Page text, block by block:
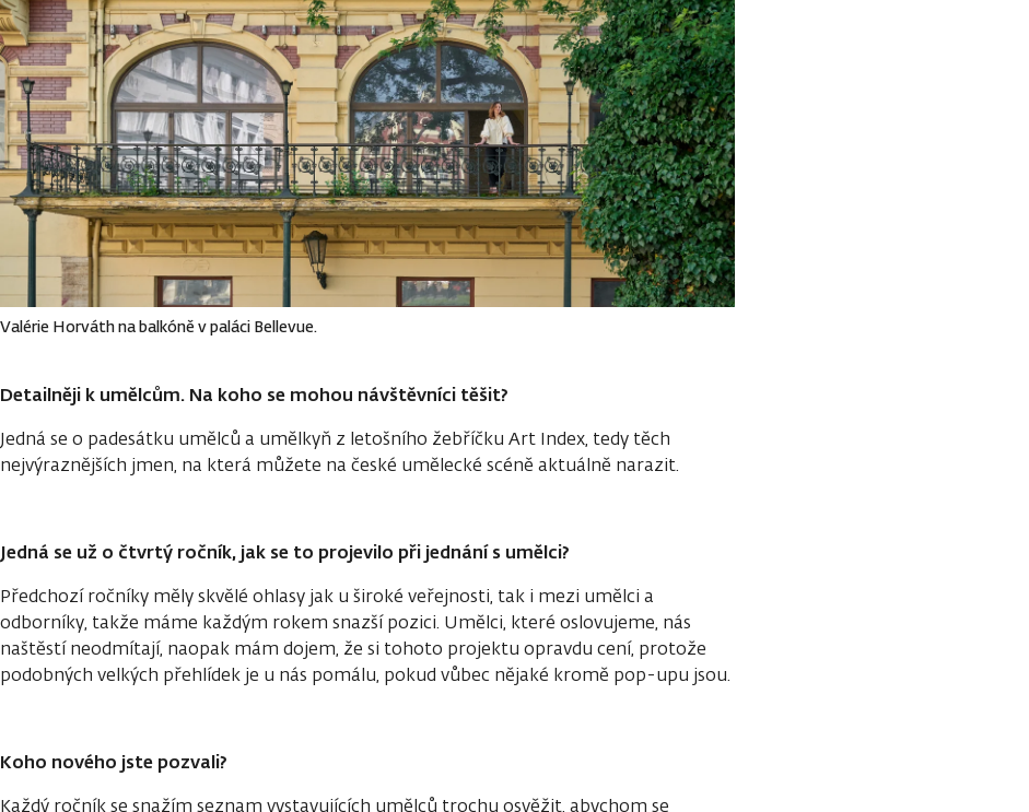
Valérie Horváth na balkóně v paláci Bellevue.
Detailněji k umělcům. Na koho se mohou návštěvníci těšit?
Jedná se o padesátku umělců a umělkyň z letošního žebříčku Art Index, tedy těch
nejvýraznějších jmen, na která můžete na české umělecké scéně aktuálně narazit.
Jedná se už o čtvrtý ročník, jak se to projevilo při jednání s umělci?
Předchozí ročníky měly skvělé ohlasy jak u široké veřejnosti, tak i mezi umělci a
odborníky, takže máme každým rokem snazší pozici. Umělci, které oslovujeme, nás
naštěstí neodmítají, naopak mám dojem, že si tohoto projektu opravdu cení, protože
podobných velkých přehlídek je u nás pomálu, pokud vůbec nějaké kromě pop-upu jsou.
Koho nového jste pozvali?
Každý ročník se snažím seznam vystavujících umělců trochu osvěžit, abychom se